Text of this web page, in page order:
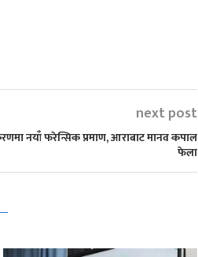
next post
नयाँ फरेन्सिक प्रमाण, आराबाट मानव कपाल
फेला